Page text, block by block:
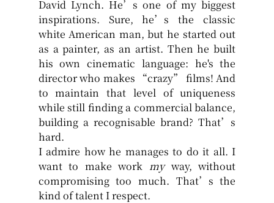
David Lynch. He’s one of my biggest
inspirations. Sure, he’s the classic
white American man, but he started out
as a painter, as an artist. Then he built
his own cinematic language: he's the
director who makes “crazy” films! And
to maintain that level of uniqueness
while still finding a commercial balance,
building a recognisable brand? That’s
hard.
I admire how he manages to do it all. I
want to make work my way, without
compromising too much. That’s the
kind of talent I respect.